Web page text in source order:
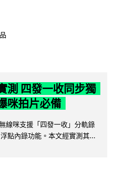
測 四發一收同步獨
咪拍片必備
線咪支援「四發一收」分軌錄
點內錄功能。本文經實測其...